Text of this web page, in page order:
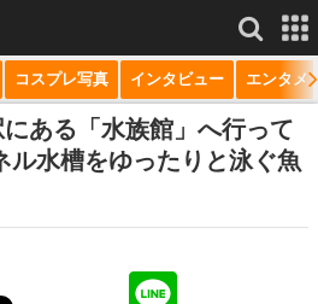
もっと見る
コスプレ写真 インタビュー エンタメ
ある「水族館」へ行って
ル水槽をゆったりと泳ぐ魚